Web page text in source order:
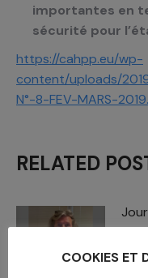
importantes en
sécurité pour
https://cahpp.eu/wp-
content/uploads/
N°-8-FEV-MARS-
RELATED
8
COOKIES ET